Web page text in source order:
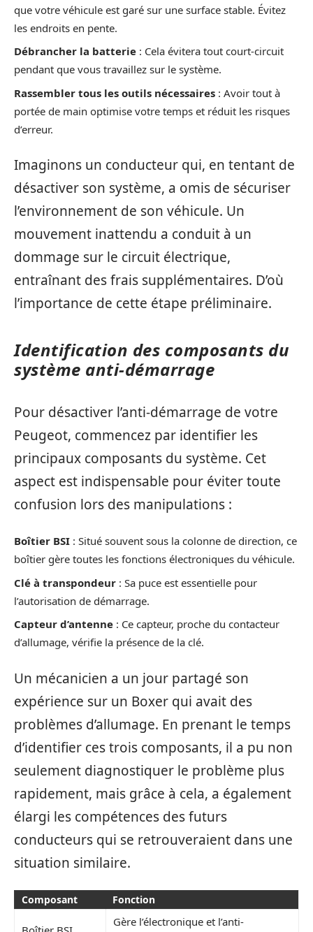
que votre véhicule est garé sur une surface stable. Évitez
les endroits en pente.
Débrancher la batterie : Cela évitera tout court-circuit
pendant que vous travaillez sur le système.
Rassembler tous les outils nécessaires : Avoir tout à
portée de main optimise votre temps et réduit les risques
d’erreur.
Imaginons un conducteur qui, en tentant de
désactiver son système, a omis de sécuriser
l’environnement de son véhicule. Un
mouvement inattendu a conduit à un
dommage sur le circuit électrique,
entraînant des frais supplémentaires. D’où
l’importance de cette étape préliminaire.
Identification des composants du
système anti-démarrage
Pour désactiver l’anti-démarrage de votre
Peugeot, commencez par identifier les
principaux composants du système. Cet
aspect est indispensable pour éviter toute
confusion lors des manipulations :
Boîtier BSI : Situé souvent sous la colonne de direction, ce
boîtier gère toutes les fonctions électroniques du véhicule.
Clé à transpondeur : Sa puce est essentielle pour
l’autorisation de démarrage.
Capteur d’antenne : Ce capteur, proche du contacteur
d’allumage, vérifie la présence de la clé.
Un mécanicien a un jour partagé son
expérience sur un Boxer qui avait des
problèmes d’allumage. En prenant le temps
d’identifier ces trois composants, il a pu non
seulement diagnostiquer le problème plus
rapidement, mais grâce à cela, a également
élargi les compétences des futurs
conducteurs qui se retrouveraient dans une
situation similaire.
Composant Fonction
Gère l’électronique et l’anti-